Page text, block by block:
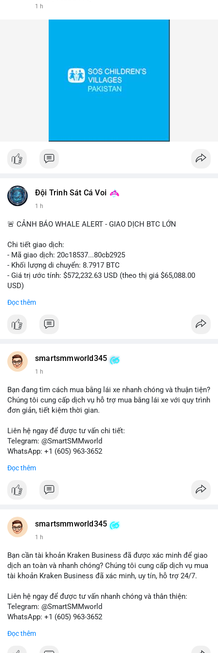
1 h
Đội Trinh Sát Cá Voi
1 h
🚨 CẢNH BÁO WHALE ALERT - GIAO DỊCH BTC LỚN
Chi tiết giao dịch:
- Mã giao dịch: 20c18537...80cb2925
- Khối lượng di chuyển: 8.7917 BTC
- Giá trị ước tính: $572,232.63 USD (theo thị giá $65,088.00
USD)
Khối lượng 8.79 BTC tương đương hơn nửa triệu USD được di
cơ cấu danh mục: chuyển tài sản từ ví nóng sang ví lạnh nhằm
tích trữ dài hạn, hoặc chuẩn bị thanh khoản để thực hiện lệnh
bán ngắn hạn có thể xuất hiện, gây biến động giá. Ngược lại,
nếu chuyển sang ví lạnh, tín hiệu này cho thấy niềm tin nắm giữ
của nhà đầu tư lớn vẫn còn vững chắc.
Lời khuyên cho nhà đầu tư nhỏ lẻ: Theo dõi sát các giao dịch
tiếp theo từ địa chỉ này để xác định điểm đến của dòng tiền.
Tránh hành động theo cảm xúc; hãy dựa trên dữ liệu xác nhận
tăng.
#87917btc #572kusd #btcmempool
Đọc thêm
smartsmmworld345
1 h
Bạn đang tìm cách mua bằng lái xe nhanh chóng và thuận tiện?
Chúng tôi cung cấp dịch vụ hỗ trợ mua bằng lái xe với quy trình
đơn giản, tiết kiệm thời gian.
Liên hệ ngay để được tư vấn chi tiết:
Telegram: @SmartSMMworld
WhatsApp: +1 (605) 963-3652
#muabanglaixe
Đọc thêm
smartsmmworld345
1 h
Bạn cần tài khoản Kraken Business đã được xác minh để giao
dịch an toàn và nhanh chóng? Chúng tôi cung cấp dịch vụ mua
tài khoản Kraken Business đã xác minh, uy tín, hỗ trợ 24/7.
Liên hệ ngay để được tư vấn nhanh chóng và thân thiện:
Telegram: @SmartSMMworld
WhatsApp: +1 (605) 963-3652
#buyverifiedkrakenbusinessaccounts
Đọc thêm